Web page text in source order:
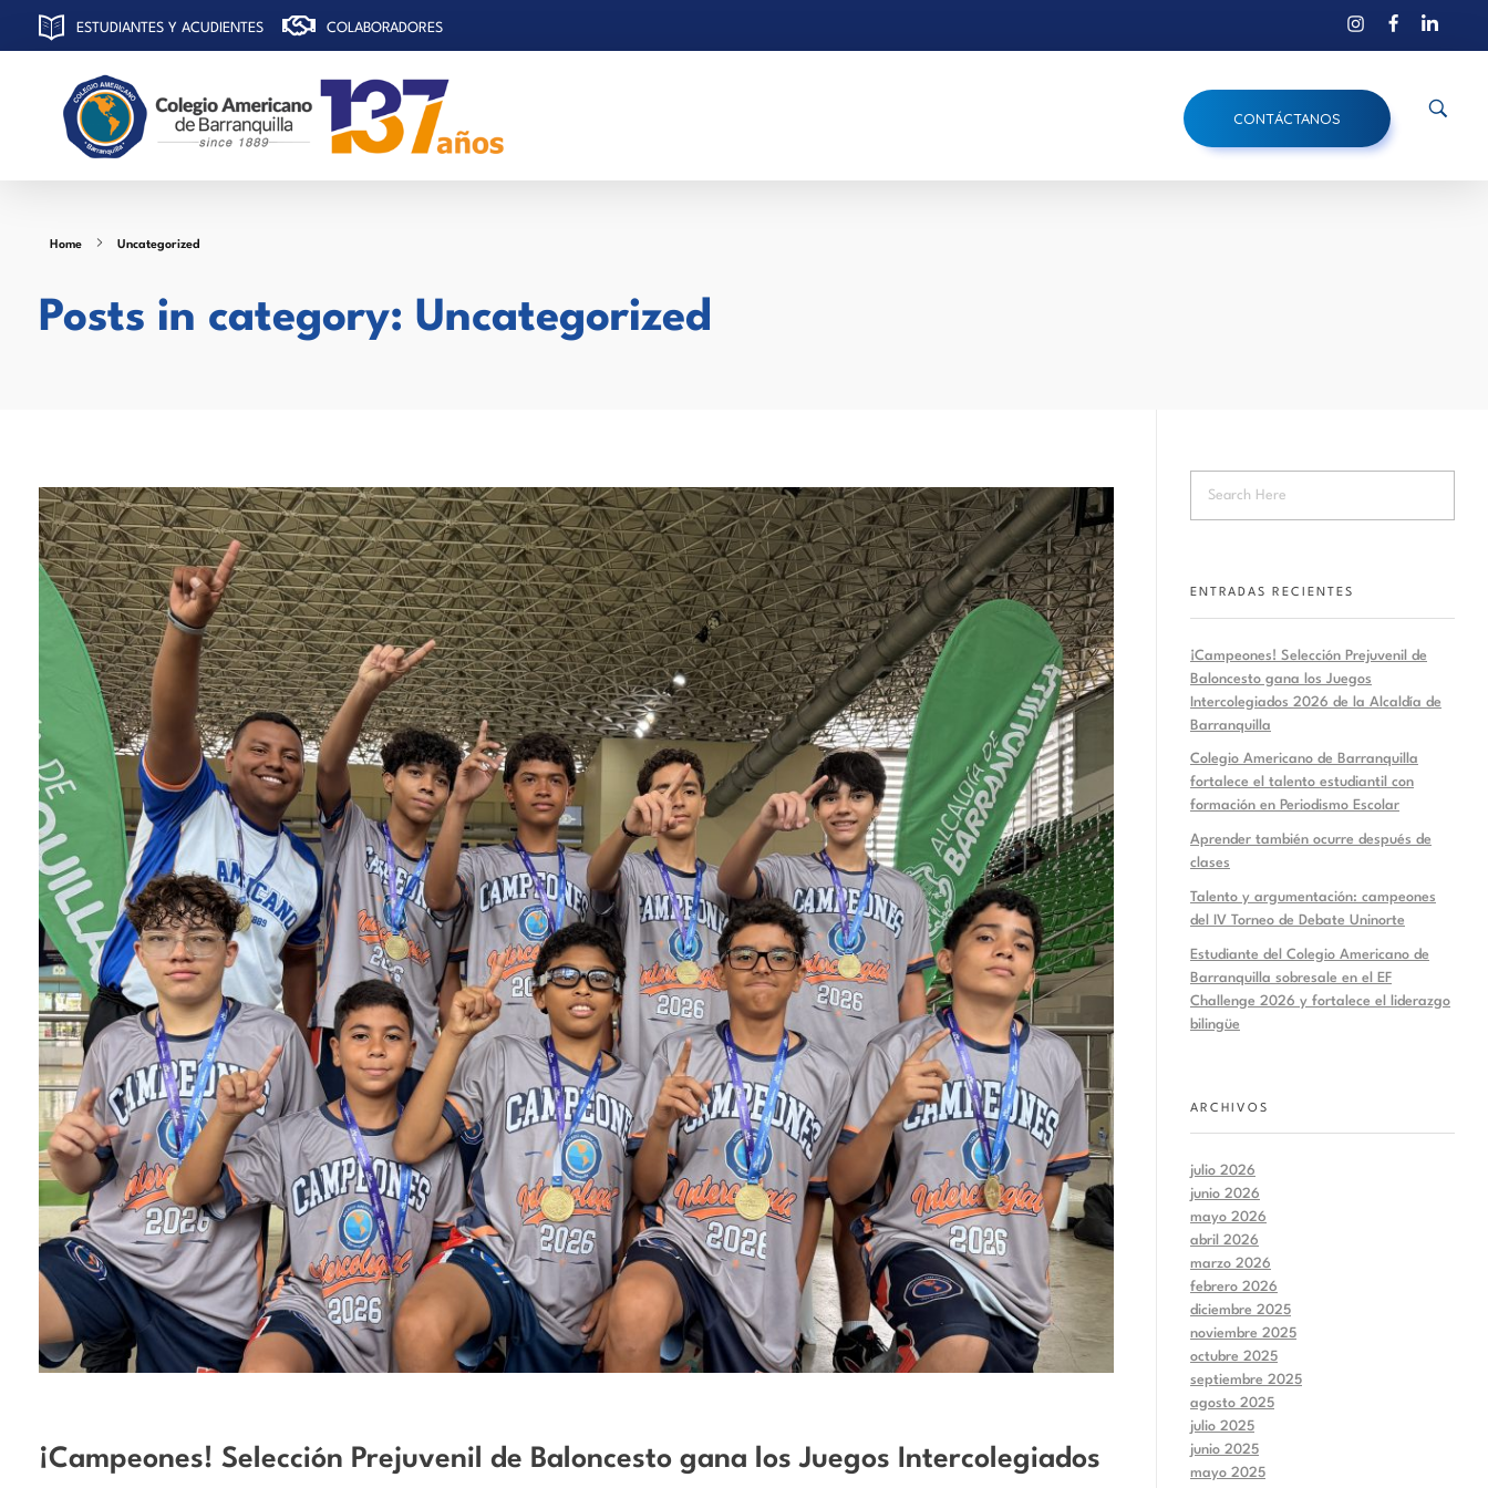
ESTUDIANTES Y ACUDIENTES COLABORADORES
C
olegio Americano de Barranquilla
CONTÁCTANOS
Home Uncategorized
Posts in category: Uncategorized
¡Campeones! Selección Prejuvenil de Baloncesto gana los Juegos Intercolegiados
ENTRADAS RECIENTES
¡Campeones! Selección Prejuvenil de
Baloncesto gana los Juegos
Intercolegiados 2026 de la Alcaldía de
Barranquilla
Colegio Americano de Barranquilla
fortalece el talento estudiantil con
formación en Periodismo Escolar
Aprender también ocurre después de
clases
Talento y argumentación: campeones
del IV Torneo de Debate Uninorte
Estudiante del Colegio Americano de
Barranquilla sobresale en el EF
Challenge 2026 y fortalece el liderazgo
bilingüe
ARCHIVOS
julio 2026
junio 2026
mayo 2026
abril 2026
marzo 2026
febrero 2026
diciembre 2025
noviembre 2025
octubre 2025
septiembre 2025
agosto 2025
julio 2025
junio 2025
mayo 2025